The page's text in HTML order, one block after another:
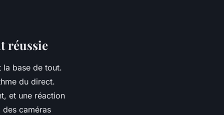
réussie
la base de tout.
du direct.
et une réaction
des caméras